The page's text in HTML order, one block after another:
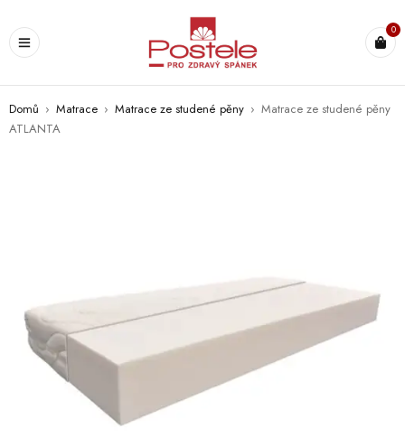
0
Domů › Matrace › Matrace ze studené pěny › Matrace ze studené pěny
ATLANTA